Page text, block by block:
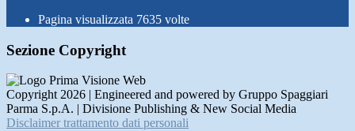
Pagina visualizzata 7635 volte
Sezione Copyright
Copyright 2026 | Engineered and powered by Gruppo Spaggiari
Parma S.p.A. | Divisione Publishing & New Social Media
Disclaimer trattamento dati personali